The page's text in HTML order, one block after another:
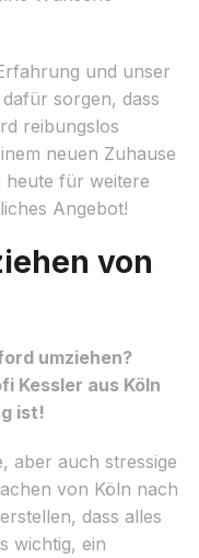
und unser
sorgen, dass
reibungslos
neuen Zuhause
für weitere
Angebot!
von
umziehen?
Kessler aus Köln
ist!
aber auch stressige
von Köln nach
dass alles
wichtig, ein